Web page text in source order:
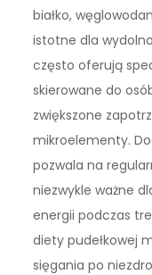
białko,
istotne dla
często oferują
skierowane do
zwiększone
mikroelementy.
pozwala na
niezwykle ważne
energii podczas
diety pudełkowej
sięgania po